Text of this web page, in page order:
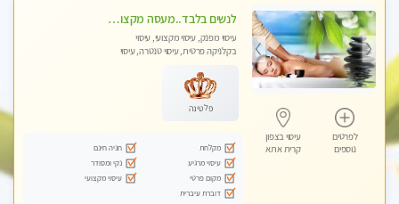
לפרטים
נוספים
עיסוי בצפון
קרית אתא
לנשים בלבד..מעסה מקצועי לנשים בלבד
עיסוי מפנק, עיסוי מקצועי, עיסוי
בקלניקה פרטית, עיסוי טנטרה, עיסוי
פלטינה
מקלחת
חניה חינם
עיסוי מרגיע
נקי ומסודר
מקום פרטי
עיסוי מקצועי
דוברת עיברית